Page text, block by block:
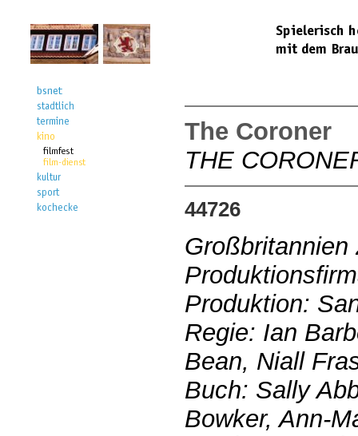
The Coroner
THE
44726
Großbritannien
Produktion:
Regie: Ian
Bean, Niall
Buch: Sally
Bowker, Ann-